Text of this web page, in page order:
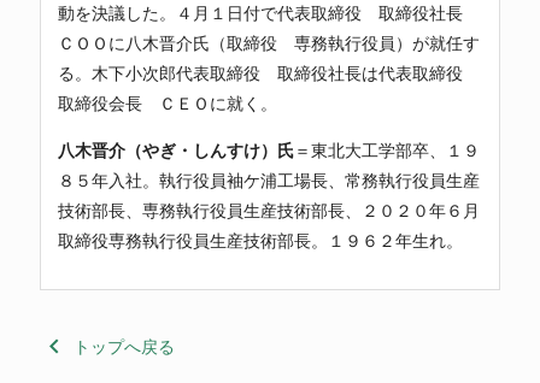
動を決議した。４月１日付で代表取締役 取締役社長
ＣＯＯに八木晋介氏（取締役 専務執行役員）が就任す
る。木下小次郎代表取締役 取締役社長は代表取締役
取締役会長 ＣＥＯに就く。
八木晋介（やぎ・しんすけ）氏＝東北大工学部卒、１９
８５年入社。執行役員袖ケ浦工場長、常務執行役員生産
技術部長、専務執行役員生産技術部長、２０２０年６月
取締役専務執行役員生産技術部長。１９６２年生れ。
keyboard_arrow_left トップへ戻る